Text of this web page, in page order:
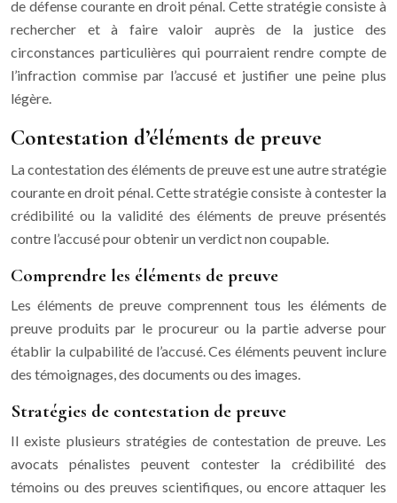
de défense courante en droit pénal. Cette stratégie consiste à
rechercher et à faire valoir auprès de la justice des
circonstances particulières qui pourraient rendre compte de
l’infraction commise par l’accusé et justifier une peine plus
légère.
Contestation d’éléments de preuve
La contestation des éléments de preuve est une autre stratégie
courante en droit pénal. Cette stratégie consiste à contester la
crédibilité ou la validité des éléments de preuve présentés
contre l’accusé pour obtenir un verdict non coupable.
Comprendre les éléments de preuve
Les éléments de preuve comprennent tous les éléments de
preuve produits par le procureur ou la partie adverse pour
établir la culpabilité de l’accusé. Ces éléments peuvent inclure
des témoignages, des documents ou des images.
Stratégies de contestation de preuve
Il existe plusieurs stratégies de contestation de preuve. Les
avocats pénalistes peuvent contester la crédibilité des
témoins ou des preuves scientifiques, ou encore attaquer les